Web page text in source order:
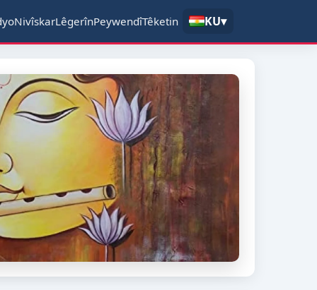
NivîskarLêgerînPeywendîTêketin KU▾